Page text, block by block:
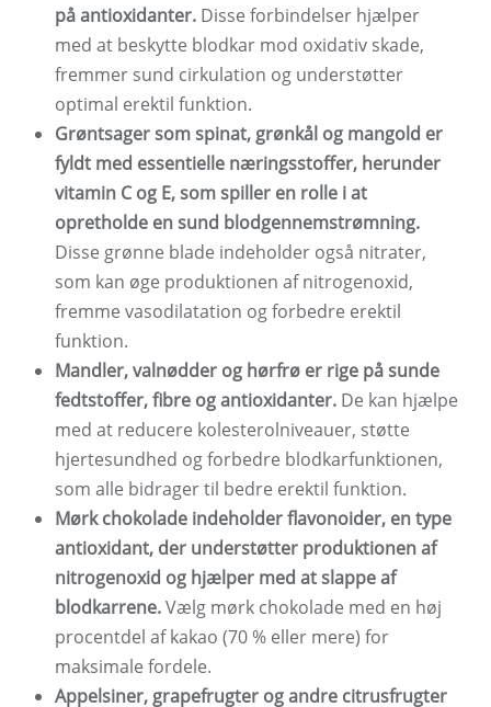
på antioxidanter. Disse forbindelser hjælper
med at beskytte blodkar mod oxidativ skade,
fremmer sund cirkulation og understøtter
optimal erektil funktion.
Grøntsager som spinat, grønkål og mangold er
fyldt med essentielle næringsstoffer, herunder
vitamin C og E, som spiller en rolle i at
opretholde en sund blodgennemstrømning.
Disse grønne blade indeholder også nitrater,
som kan øge produktionen af ​​nitrogenoxid,
fremme vasodilatation og forbedre erektil
funktion.
Mandler, valnødder og hørfrø er rige på sunde
fedtstoffer, fibre og antioxidanter. De kan hjælpe
med at reducere kolesterolniveauer, støtte
hjertesundhed og forbedre blodkarfunktionen,
som alle bidrager til bedre erektil funktion.
Mørk chokolade indeholder flavonoider, en type
antioxidant, der understøtter produktionen af ​​
nitrogenoxid og hjælper med at slappe af
blodkarrene.Vælg mørk chokolade med en høj
procentdel af kakao (70 % eller mere) for
maksimale fordele.
Appelsiner, grapefrugter og andre citrusfrugter